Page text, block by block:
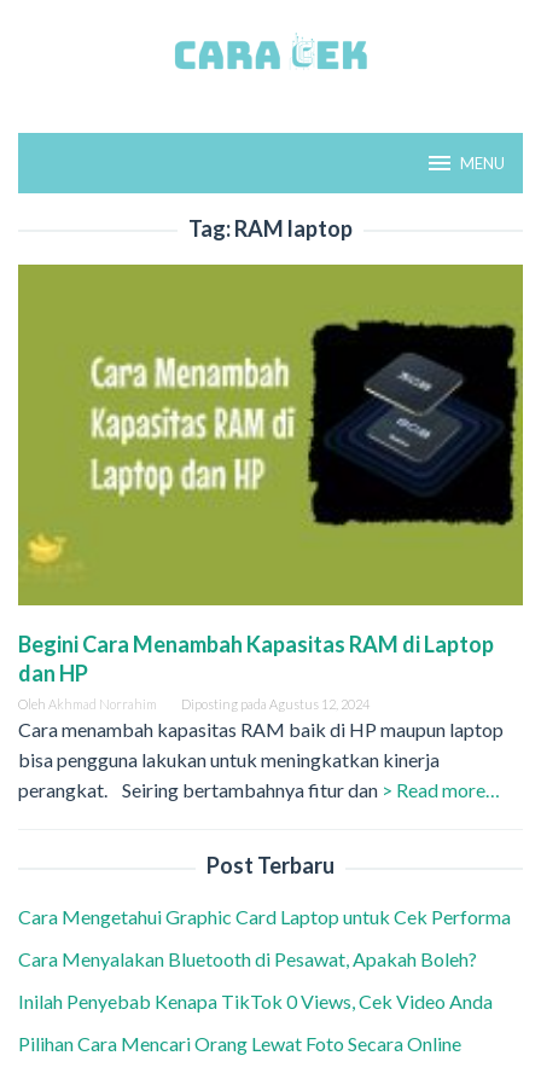
MENU
Tag:RAM laptop
Begini Cara Menambah Kapasitas RAM di Laptop
dan HP
Oleh Akhmad Norrahim Diposting pada Agustus 12, 2024
Cara menambah kapasitas RAM baik di HP maupun laptop
bisa pengguna lakukan untuk meningkatkan kinerja
perangkat. Seiring bertambahnya fitur dan > Read more…
Post Terbaru
Cara Mengetahui Graphic Card Laptop untuk Cek Performa
Cara Menyalakan Bluetooth di Pesawat, Apakah Boleh?
Inilah Penyebab Kenapa TikTok 0 Views, Cek Video Anda
Pilihan Cara Mencari Orang Lewat Foto Secara Online